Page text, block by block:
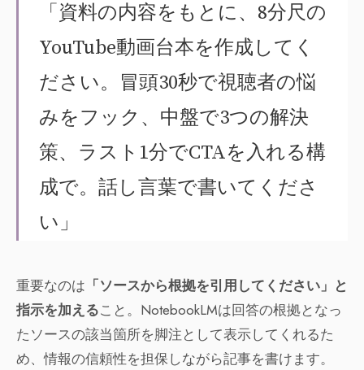
「資料の内容をもとに、8分尺の
YouTube動画台本を作成してく
ださい。冒頭30秒で視聴者の悩
みをフック、中盤で3つの解決
策、ラスト1分でCTAを入れる構
成で。話し言葉で書いてくださ
い」
重要なのは 「ソースから根拠を引用してください」と
指示を加えること。NotebookLMは回答の根拠となっ
たソースの該当箇所を脚注として表示してくれるた
め、情報の信頼性を担保しながら記事を書けます。